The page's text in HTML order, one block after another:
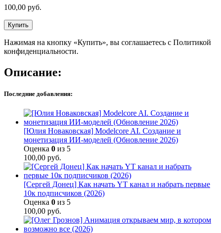
100,00 руб.
Купить
Нажимая на кнопку «Купить», вы соглашаетесь с Политикой
конфиденциальности.
Описание:
Последние добавления:
[Юлия Новаковская] Modelcore AI. Создание и
монетизация ИИ-моделей (Обновление 2026)
Оценка 0 из 5
100,00 руб.
[Сергей Донец] Как начать YT канал и набрать первые
10к подписчиков (2026)
Оценка 0 из 5
100,00 руб.